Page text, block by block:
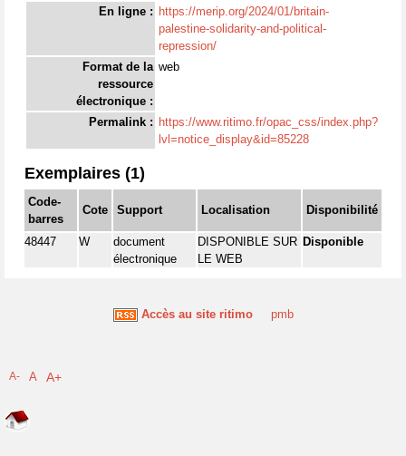
En ligne : https://merip.org/2024/01/britain-
palestine-solidarity-and-political-
repression/
Format de la
ressource
électronique :
web
Permalink : https://www.ritimo.fr/opac_css/index.php?
lvl=notice_display&id=85228
Exemplaires (1)
Code-
barres
Cote Support Localisation Disponibilité
48447 W
document
électronique
DISPONIBLE SUR
LE WEB
Disponible
Accès au site ritimo pmb
A- A A+